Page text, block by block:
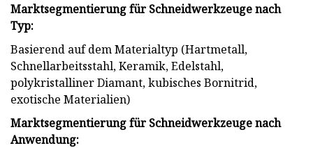
Marktsegmentierung für Schneidwerkzeuge nach
Typ:
Basierend auf dem Materialtyp (Hartmetall,
Schnellarbeitsstahl, Keramik, Edelstahl,
polykristalliner Diamant, kubisches Bornitrid,
exotische Materialien)
Marktsegmentierung für Schneidwerkzeuge nach
Anwendung: